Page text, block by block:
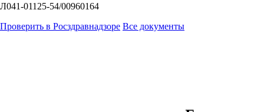
Л041-01125-54/00960164
Проверить в Росздравнадзоре Все документы